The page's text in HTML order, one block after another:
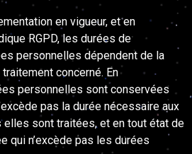
en vigueur, et en
RGPD, les durées de
personnelles dépendent de la
concerné. En
personnelles sont conservées
pas la durée nécessaire aux
sont traitées, et en tout état de
qui n’excède pas les durées